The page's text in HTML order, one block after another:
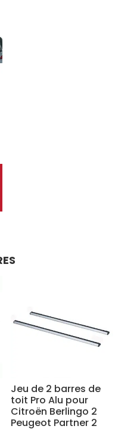
Jeu de 2 barres de
toit Pro Alu pour
Citroën Berlingo 2
Peugeot Partner 2